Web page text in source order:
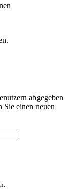
abgegeben
Sie einen neuen